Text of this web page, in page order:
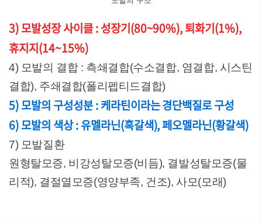
3) 모발성장 사이클 : 성장기(80~90%), 퇴화기(1%),
휴지지(14~15%)
4) 모발의 결합 : 측쇄결합(수소결합, 염결합, 시스틴
결합), 주쇄결합(폴리펩티드결합)
5) 모발의 구성성분 : 케라틴이라는 경단백질로 구성
6) 모발의 색상 : 유멜라닌(흑갈색), 페오멜라닌(황갈색)
7) 모발질환
원형탈모증, 비강성탈모증(비듬), 결발성탈모증(물
리적), 결절열모증(영양부족, 건조), 사모(모래)